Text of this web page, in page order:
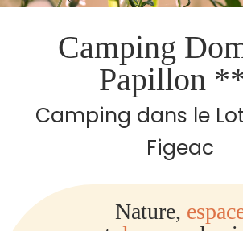
Camping
Papillon
Camping dans le
Figeac
Nature,